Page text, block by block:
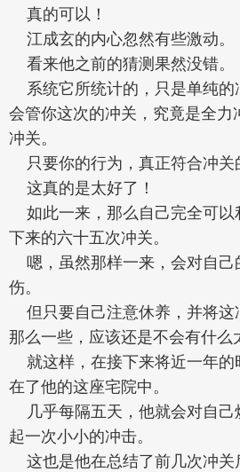
真的可以！
江成玄的内心忽然有些激动。
看来他之前的猜测果然没错。
系统它所统计的，只是单纯的
会管你这次的冲关，究竟是全力
冲关。
只要你的行为，真正符合冲关
这真的是太好了！
如此一来，那么自己完全可以
下来的六十五次冲关。
嗯，虽然那样一来，会对自己
伤。
但只要自己注意休养，并将这
那么一些，应该还是不会有什么
就这样，在接下来将近一年的
在了他的这座宅院中。
几乎每隔五天，他就会对自己
起一次小小的冲击。
这也是他在总结了前几次冲关